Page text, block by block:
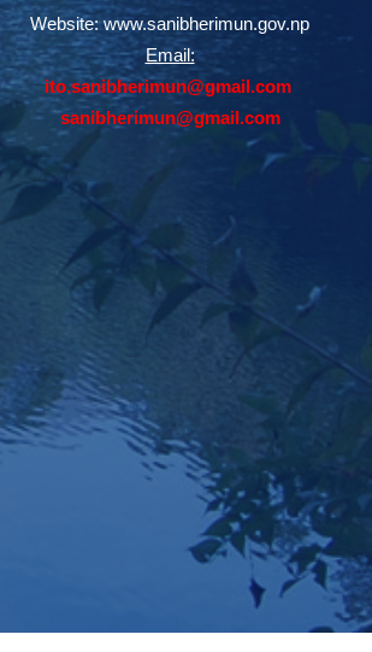
Website:www.sanibherimun.gov.np
Email:
ito.sanibherimun@gmail.com
sanibherimun@gmail.com